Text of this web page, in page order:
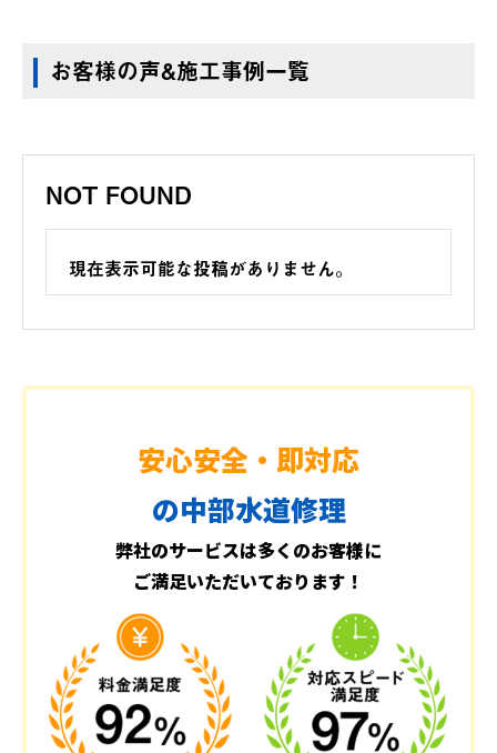
お客様の声&施工事例一覧
NOT FOUND
現在表示可能な投稿がありません。
安心安全・即対応
の中部水道修理
弊社のサービスは多くのお客様に
ご満足いただいております！